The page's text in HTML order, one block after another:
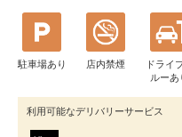
駐車場あり 店内禁煙
ドライ
ルーあ
利用可能なデリバリーサービス